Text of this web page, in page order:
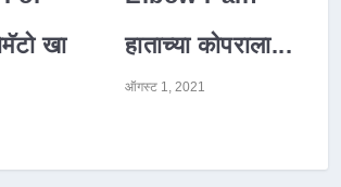
खा
हाताच्या कोपराला...
ऑगस्ट 1, 2021